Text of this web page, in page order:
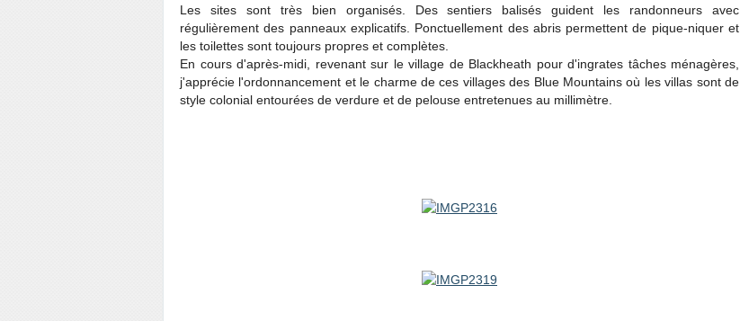
Les sites sont très bien organisés. Des sentiers balisés guident les randonneurs avec
régulièrement des panneaux explicatifs. Ponctuellement des abris permettent de pique-niquer et
les toilettes sont toujours propres et complètes.
En cours d'après-midi, revenant sur le village de Blackheath pour d'ingrates tâches ménagères,
j'apprécie l'ordonnancement et le charme de ces villages des Blue Mountains où les villas sont de
style colonial entourées de verdure et de pelouse entretenues au millimètre.